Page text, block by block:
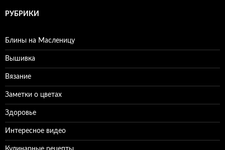
РУБРИКИ
Блины на Масленицу
Вышивка
Вязание
Заметки о цветах
Здоровье
Интересное видео